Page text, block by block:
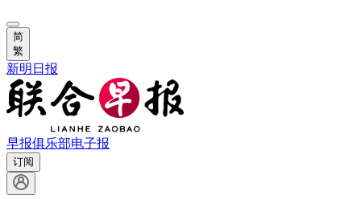
简
繁
新明日报
早报俱乐部电子报
订阅